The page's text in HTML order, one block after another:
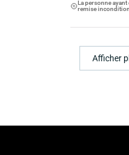
La personne
remise
Afficher